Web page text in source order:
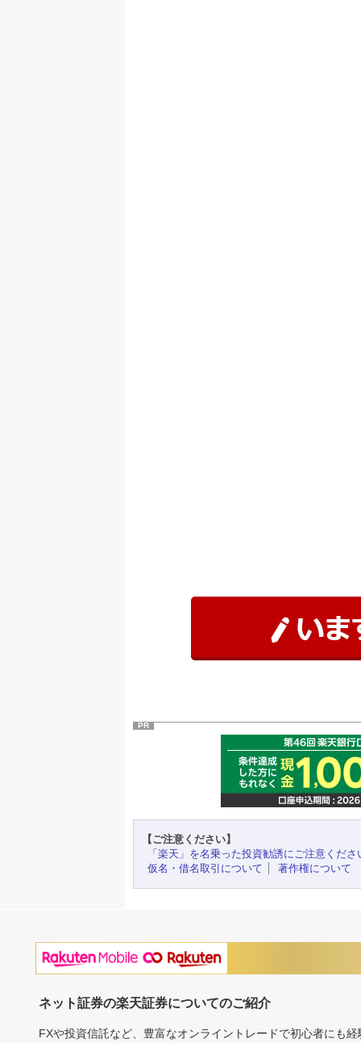
PR
【ご注意ください】
「楽天」を名乗った投資勧誘にご注意くださ
仮名・借名取引について
著作権について
ネット証券の楽天証券についてのご紹介
FXや投資信託など、豊富なオンライントレードで初心者にも